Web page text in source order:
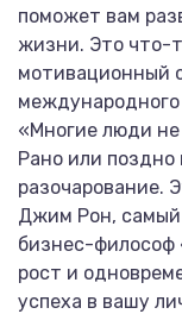
поможет вам
жизни. Это что-
мотивационный
международного
«Многие люди не
Рано или
разочарование.
Джим Рон,
бизнес-философ
рост и
успеха в вашу